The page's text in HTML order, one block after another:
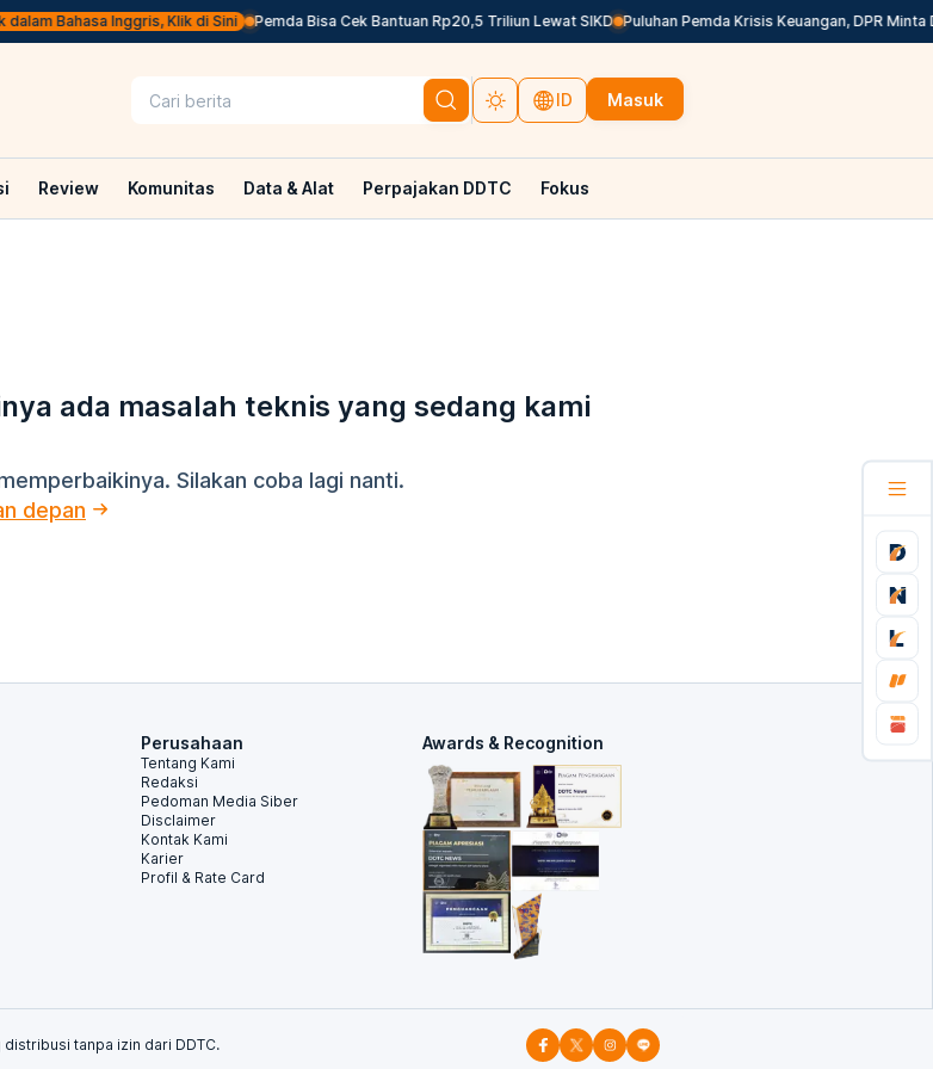
Bahasa Inggris, Klik di Sini Pemda Bisa Cek Bantuan Rp20,5 Triliun Lewat SIKD Puluhan Pemda Krisis Keuangan, DPR Minta
ID Masuk
Review Komunitas Data & Alat Perpajakan DDTC Fokus
ada masalah teknis yang sedang kami
Silakan coba lagi nanti.
depan
Perusahaan
Tentang Kami
Redaksi
Pedoman Media Siber
Disclaimer
Kontak Kami
Karier
Profil & Rate Card
Awards & Recognition
tanpa izin dari DDTC.